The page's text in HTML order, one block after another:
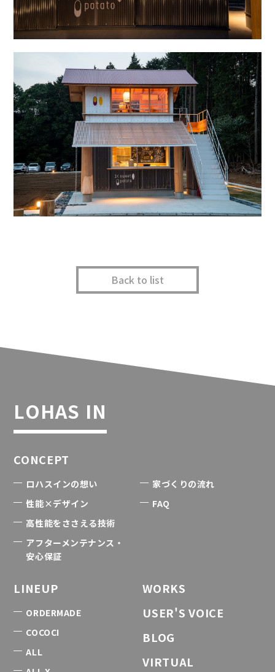
Back to list
LOHAS IN
CONCEPT
ロハスインの想い
性能×デザイン
高性能をささえる技術
アフターメンテナンス・
安心保証
家づくりの流れ
FAQ
LINEUP
ORDERMADE
COCOCI
ALL
WORKS
USER'S VOICE
BLOG
VIRTUAL